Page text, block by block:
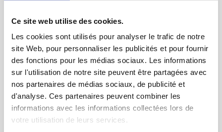
Ce site web utilise des cookies.
Les cookies sont utilisés pour analyser le trafic de notre
site Web, pour personnaliser les publicités et pour fournir
des fonctions pour les médias sociaux. Les informations
sur l'utilisation de notre site peuvent être partagées avec
nos partenaires de médias sociaux, de publicité et
d'analyse. Ces partenaires peuvent combiner les
informations avec les informations collectées lors de
votre utilisation de leurs services.
Catégories
FILTRES VMC DOUBLE FLUX
FILTRE À AIR POUR CHAUFFAGE
TISSUS FILTRANTS ET MATS
FILTRES À POCHES